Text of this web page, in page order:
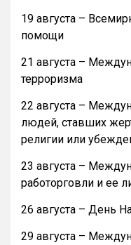
19 августа –
помощи
21 августа –
терроризма
22 августа –
людей, ставших
религии или
23 августа –
работорговли и ее
26 августа – День
29 августа –